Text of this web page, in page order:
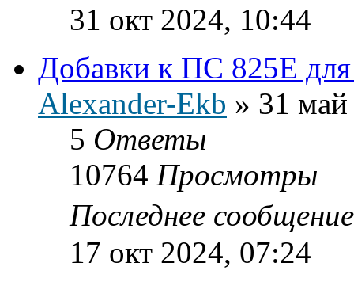
31 окт 2024, 10:44
Добавки к ПС 825E
Alexander-Ekb » 31
5 Ответы
10764 Просмотры
Последнее
17 окт 2024, 07:24